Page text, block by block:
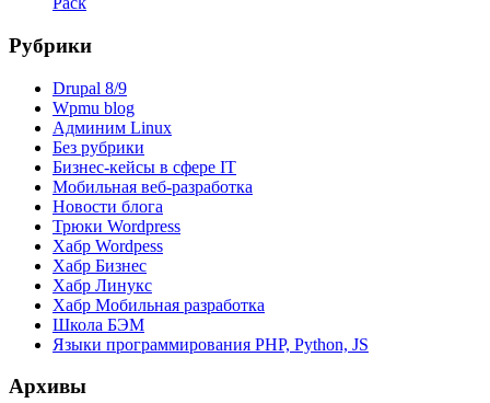
Рубрики
Drupal 8/9
Wpmu blog
Админим Linux
Без рубрики
Бизнес-кейсы в сфере IT
Мобильная веб-разработка
Новости блога
Трюки Wordpress
Хабр Wordpess
Хабр Бизнес
Хабр Линукс
Хабр Мобильная разработка
Школа БЭМ
Языки программирования PHP, Python, JS
Архивы